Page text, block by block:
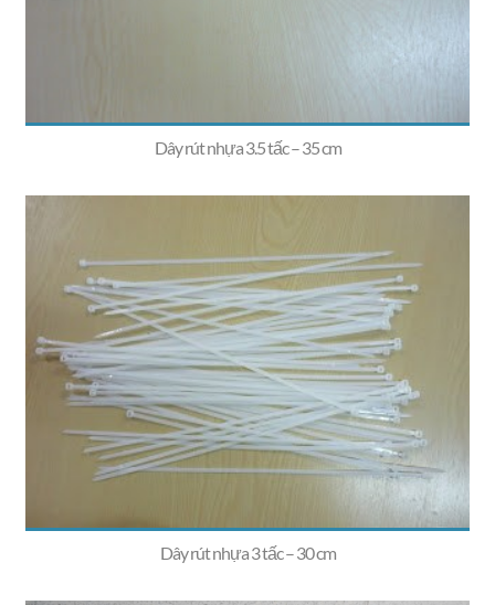
Dây rút nhựa 3.5 tấc – 35 cm
Dây rút nhựa 3 tấc – 30 cm